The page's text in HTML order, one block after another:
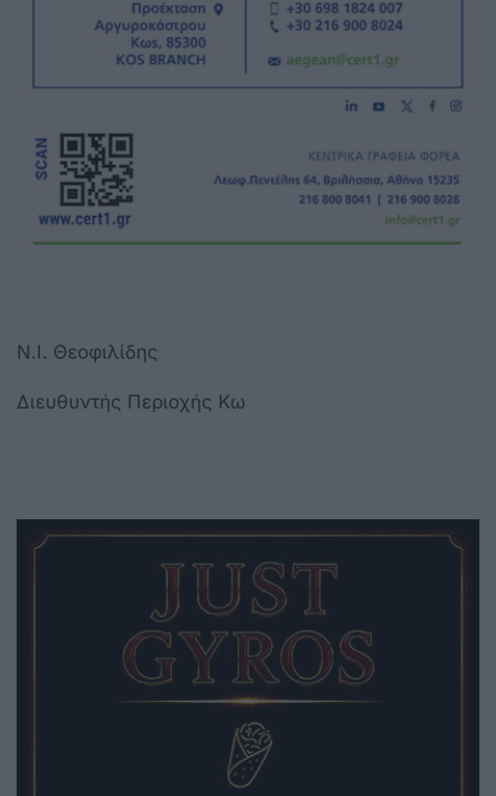
Ν.Ι. Θεοφιλίδης
Διευθυντής Περιοχής Κω